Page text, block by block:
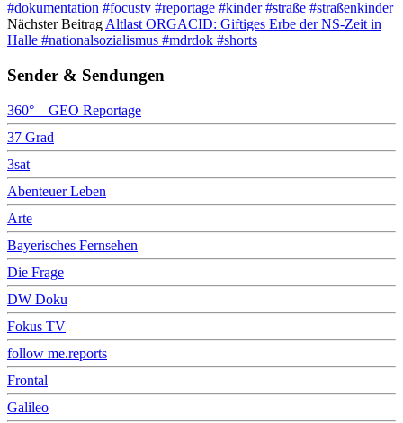
#dokumentation #focustv #reportage #kinder #straße #straßenkinder
Nächster Beitrag Altlast ORGACID: Giftiges Erbe der NS-Zeit in
Halle #nationalsozialismus #mdrdok #shorts
Sender & Sendungen
360° – GEO Reportage
37 Grad
3sat
Abenteuer Leben
Arte
Bayerisches Fernsehen
Die Frage
DW Doku
Fokus TV
follow me.reports
Frontal
Galileo